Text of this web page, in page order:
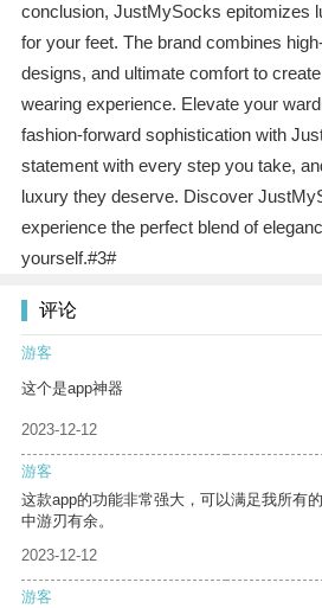
conclusion, JustMySocks epitomizes
for your feet. The brand combines
designs, and ultimate comfort to
wearing experience. Elevate your
fashion-forward sophistication with
statement with every step you take,
luxury they deserve. Discover
experience the perfect blend of
yourself.#3#
评论
游客
这个是app神器
2023-12-12
游客
这款app的功能非常强大，可以满足我所有
中游刃有余。
2023-12-12
游客